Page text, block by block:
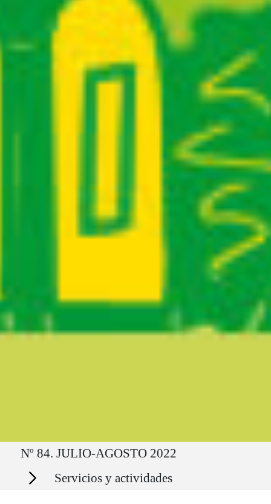
Ruta del sitio
Nº 84. JULIO-AGOSTO 2022
Secciones Servicios y actividades